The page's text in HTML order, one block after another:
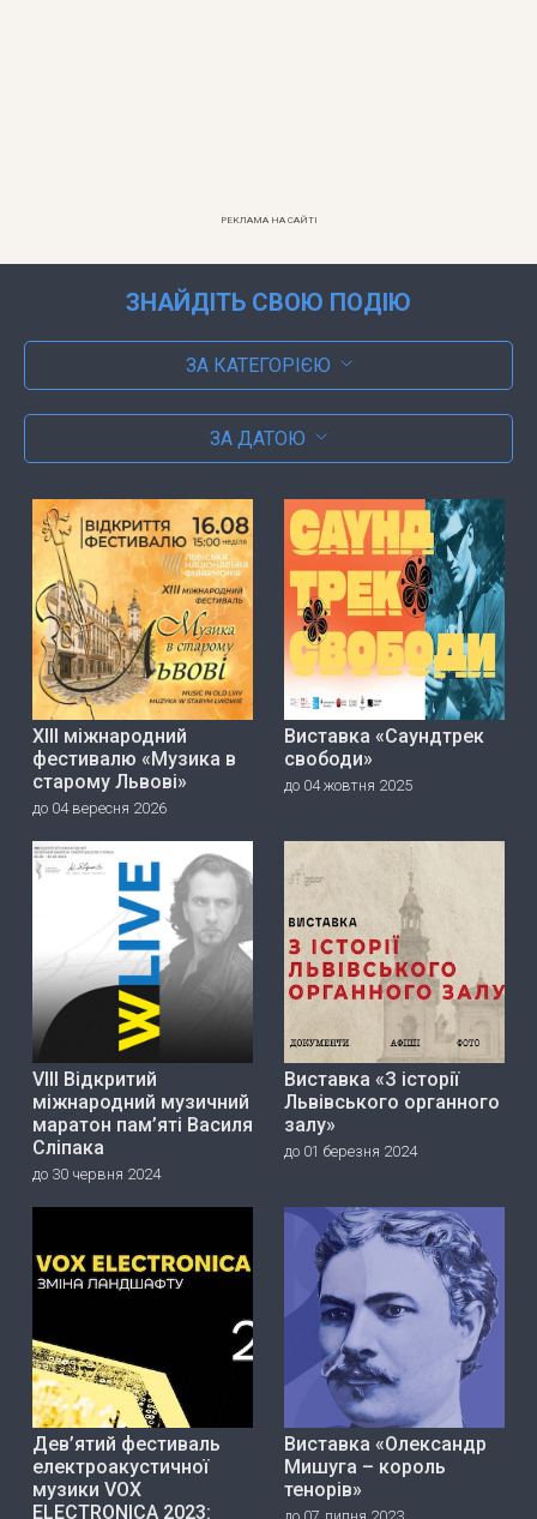
РЕКЛАМА НА САЙТІ
ЗНАЙДІТЬ СВОЮ ПОДІЮ
ЗА КАТЕГОРІЄЮ
ЗА ДАТОЮ
ХІІІ міжнародний
фестивалю «Музика в
старому Львові»
до 04 вересня 2026
Виставка «Саундтрек
свободи»
до 04 жовтня 2025
VIII Відкритий
міжнародний музичний
маратон пам’яті Василя
Сліпака
до 30 червня 2024
Виставка «З історії
Львівського органного
залу»
до 01 березня 2024
Дев’ятий фестиваль
електроакустичної
музики VOX
ELECTRONICA 2023:
Виставка «Олександр
Мишуга – король
тенорів»